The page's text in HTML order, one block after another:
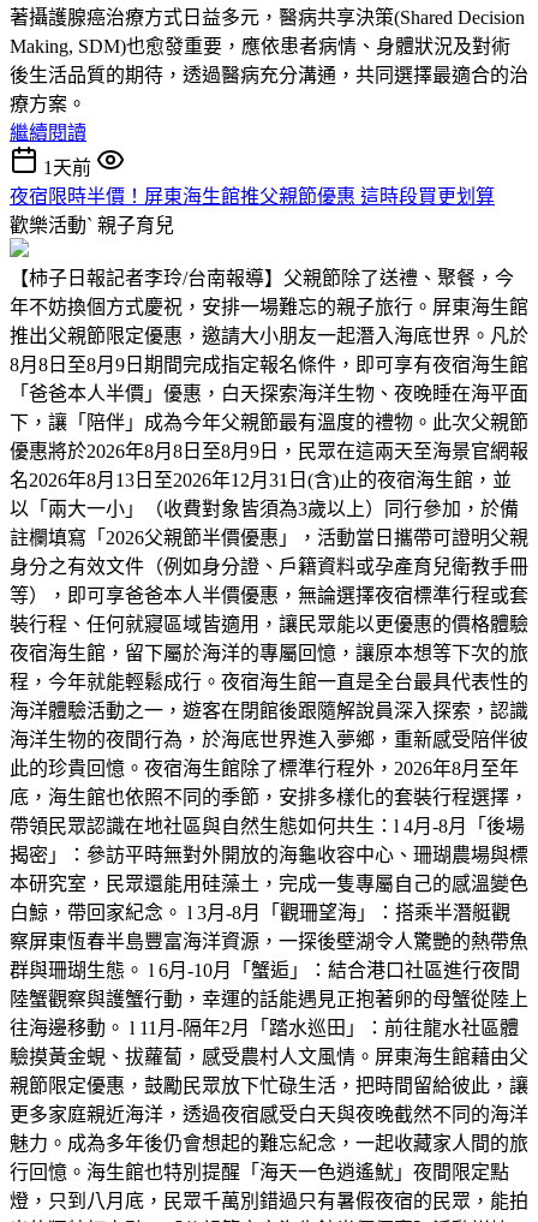
著攝護腺癌治療方式日益多元，醫病共享決策(Shared Decision
Making, SDM)也愈發重要，應依患者病情、身體狀況及對術
後生活品質的期待，透過醫病充分溝通，共同選擇最適合的治
療方案。
繼續閱讀
1天前
夜宿限時半價！屏東海生館推父親節優惠 這時段買更划算
歡樂活動ˋ 親子育兒
【柿子日報記者李玲/台南報導】父親節除了送禮、聚餐，今
年不妨換個方式慶祝，安排一場難忘的親子旅行。屏東海生館
推出父親節限定優惠，邀請大小朋友一起潛入海底世界。凡於
8月8日至8月9日期間完成指定報名條件，即可享有夜宿海生館
「爸爸本人半價」優惠，白天探索海洋生物、夜晚睡在海平面
下，讓「陪伴」成為今年父親節最有溫度的禮物。此次父親節
優惠將於2026年8月8日至8月9日，民眾在這兩天至海景官網報
名2026年8月13日至2026年12月31日(含)止的夜宿海生館，並
以「兩大一小」（收費對象皆須為3歲以上）同行參加，於備
註欄填寫「2026父親節半價優惠」，活動當日攜帶可證明父親
身分之有效文件（例如身分證、戶籍資料或孕產育兒衛教手冊
等），即可享爸爸本人半價優惠，無論選擇夜宿標準行程或套
裝行程、任何就寢區域皆適用，讓民眾能以更優惠的價格體驗
夜宿海生館，留下屬於海洋的專屬回憶，讓原本想等下次的旅
程，今年就能輕鬆成行。夜宿海生館一直是全台最具代表性的
海洋體驗活動之一，遊客在閉館後跟隨解說員深入探索，認識
海洋生物的夜間行為，於海底世界進入夢鄉，重新感受陪伴彼
此的珍貴回憶。夜宿海生館除了標準行程外，2026年8月至年
底，海生館也依照不同的季節，安排多樣化的套裝行程選擇，
帶領民眾認識在地社區與自然生態如何共生：l 4月-8月「後場
揭密」：參訪平時無對外開放的海龜收容中心、珊瑚農場與標
本研究室，民眾還能用硅藻土，完成一隻專屬自己的感溫變色
白鯨，帶回家紀念。 l 3月-8月「觀珊望海」：搭乘半潛艇觀
察屏東恆春半島豐富海洋資源，一探後壁湖令人驚艷的熱帶魚
群與珊瑚生態。 l 6月-10月「蟹逅」：結合港口社區進行夜間
陸蟹觀察與護蟹行動，幸運的話能遇見正抱著卵的母蟹從陸上
往海邊移動。 l 11月-隔年2月「踏水巡田」：前往龍水社區體
驗摸黃金蜆、拔蘿蔔，感受農村人文風情。屏東海生館藉由父
親節限定優惠，鼓勵民眾放下忙碌生活，把時間留給彼此，讓
更多家庭親近海洋，透過夜宿感受白天與夜晚截然不同的海洋
魅力。成為多年後仍會想起的難忘紀念，一起收藏家人間的旅
行回憶。海生館也特別提醒「海天一色逍遙魷」夜間限定點
燈，只到八月底，民眾千萬別錯過只有暑假夜宿的民眾，能拍